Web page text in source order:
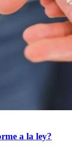
a la ley?